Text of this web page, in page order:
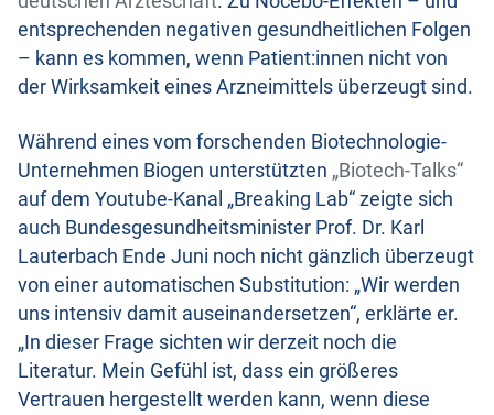
entsprechenden negativen gesundheitlichen Folgen
– kann es kommen, wenn Patient:innen nicht von
der Wirksamkeit eines Arzneimittels überzeugt sind.
Während eines vom forschenden Biotechnologie-
Unternehmen Biogen unterstützten „Biotech-Talks“
auf dem Youtube-Kanal „Breaking Lab“ zeigte sich
auch Bundesgesundheitsminister Prof. Dr. Karl
Lauterbach Ende Juni noch nicht gänzlich überzeugt
von einer automatischen Substitution: „Wir werden
uns intensiv damit auseinandersetzen“, erklärte er.
„In dieser Frage sichten wir derzeit noch die
Literatur. Mein Gefühl ist, dass ein größeres
Vertrauen hergestellt werden kann, wenn diese